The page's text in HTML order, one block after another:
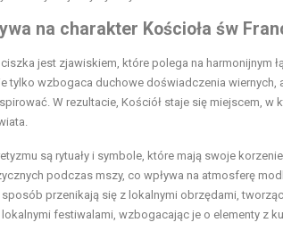
na charakter Kościoła św
jest zjawiskiem, które polega na harmonijnym
tylko wzbogaca duchowe doświadczenia
W rezultacie, Kościół staje się miejscem,
są rytuały i symbole, które mają swoje
podczas mszy, co wpływa na atmosferę
przenikają się z lokalnymi obrzędami,
festiwalami, wzbogacając je o elementy z